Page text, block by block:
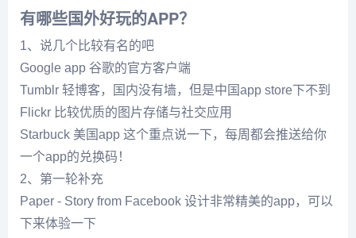
有哪些国外好玩的APP？
1、说几个比较有名的吧
Google app 谷歌的官方客户端
Tumblr 轻博客，国内没有墙，但是中国app store下不到
Flickr 比较优质的图片存储与社交应用
Starbuck 美国app 这个重点说一下，每周都会推送给你
一个app的兑换码！
2、第一轮补充
Paper - Story from Facebook 设计非常精美的app，可以
下来体验一下